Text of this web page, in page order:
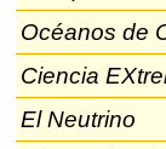
Océanos de
Ciencia
El Neutrino